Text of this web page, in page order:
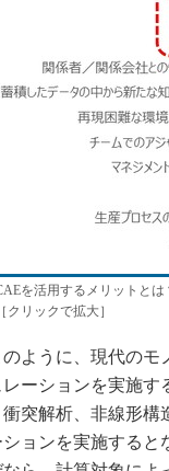
を活用するメリットと
［クリックで拡大］
ように、現代のモ
レーションを実施
衝突解析、非線形構
ションを実施すると